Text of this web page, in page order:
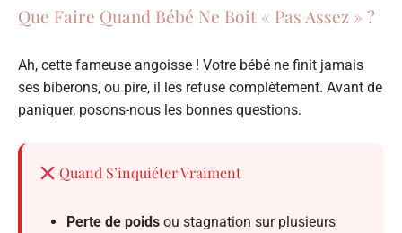
Que Faire Quand Bébé Ne Boit « Pas Assez » ?
Ah, cette fameuse angoisse ! Votre bébé ne finit jamais
ses biberons, ou pire, il les refuse complètement. Avant de
paniquer, posons-nous les bonnes questions.
Quand S’inquiéter Vraiment
Perte de poids ou stagnation sur plusieurs